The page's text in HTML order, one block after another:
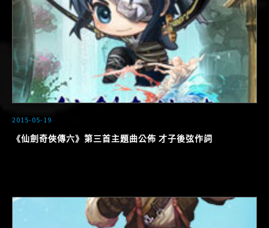
2015-05-19
《仙劍奇俠傳六》第三首主題曲公佈 才子後弦作詞